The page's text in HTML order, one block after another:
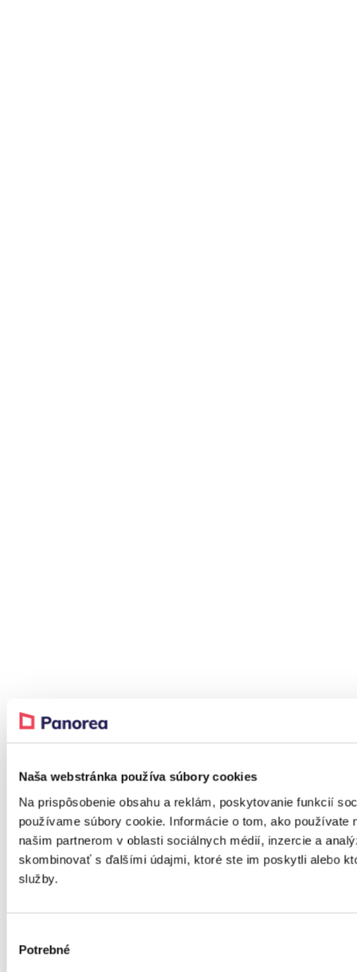
Naša webstránka používa súbory cookies
Na prispôsobenie obsahu a reklám, poskytovanie funkcií
používame súbory cookie. Informácie o tom, ako používate
našim partnerom v oblasti sociálnych médií, inzercie a
skombinovať s ďalšími údajmi, ktoré ste im poskytli alebo
služby.
súhlasu
Potrebné